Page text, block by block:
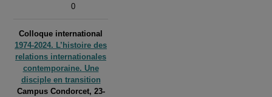
0
Colloque international
1974-2024. L’histoire des
relations internationales
contemporaine. Une
disciple en transition
Campus Condorcet, 23-